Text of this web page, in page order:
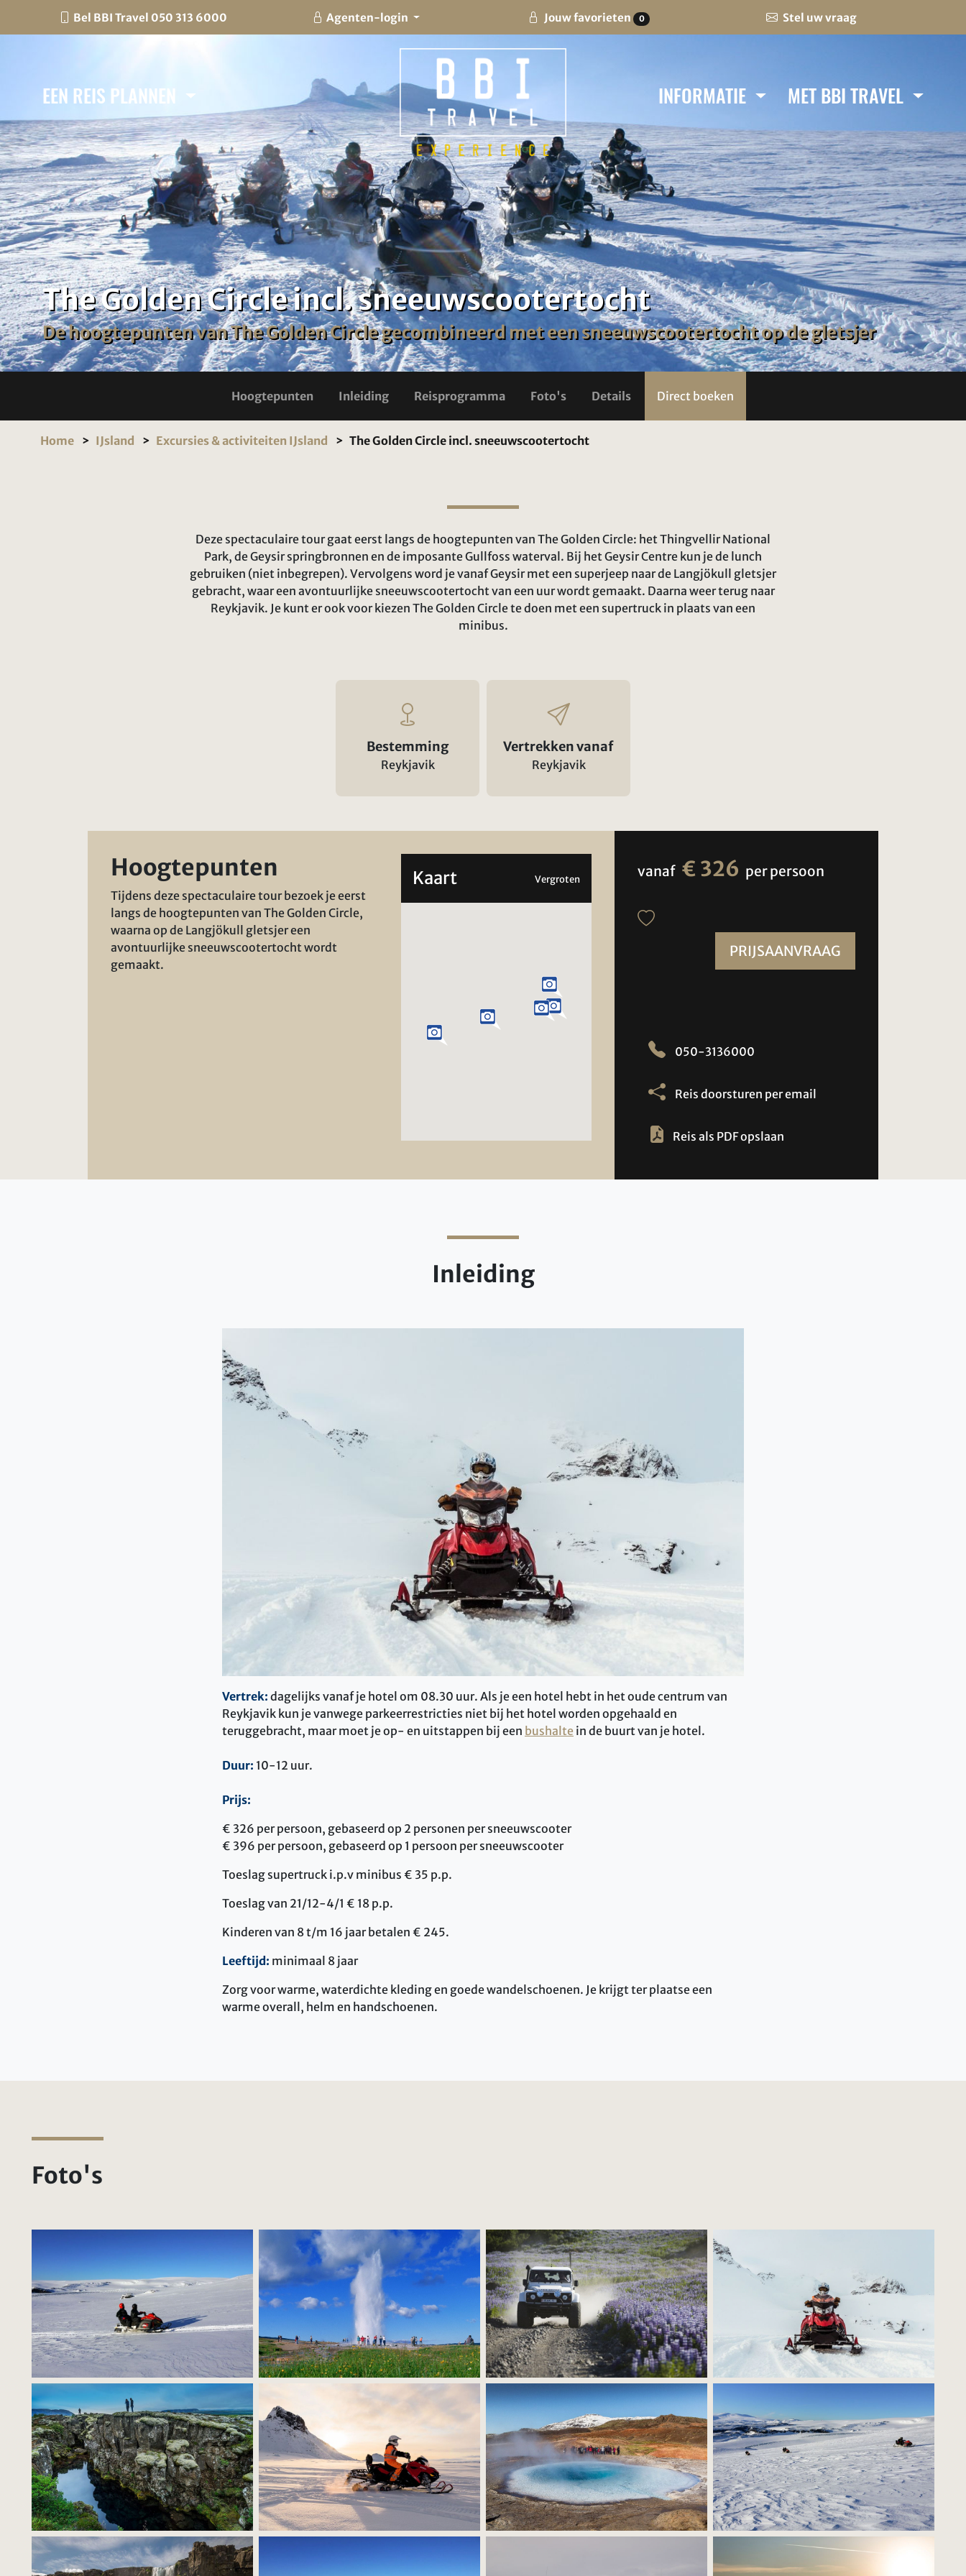
Bel BBI Travel 050 313 6000 Agenten-login Jouw favorieten 0 Stel uw vraag
EEN REIS PLANNEN INFORMATIE MET BBI TRAVEL
The Golden Circle incl. sneeuwscootertocht
De hoogtepunten van The Golden Circle gecombineerd met een sneeuwscootertocht op de gletsjer
Hoogtepunten Inleiding Reisprogramma Foto's Details Direct boeken
Home IJsland Excursies & activiteiten IJsland The Golden Circle incl. sneeuwscootertocht
Deze spectaculaire tour gaat eerst langs de hoogtepunten van The Golden Circle: het Thingvellir National
Park, de Geysir springbronnen en de imposante Gullfoss waterval. Bij het Geysir Centre kun je de lunch
gebruiken (niet inbegrepen). Vervolgens word je vanaf Geysir met een superjeep naar de Langjökull gletsjer
gebracht, waar een avontuurlijke sneeuwscootertocht van een uur wordt gemaakt. Daarna weer terug naar
Reykjavik. Je kunt er ook voor kiezen The Golden Circle te doen met een supertruck in plaats van een
minibus.
Bestemming
Reykjavik
Vertrekken vanaf
Reykjavik
Hoogtepunten
Tijdens deze spectaculaire tour bezoek je eerst
langs de hoogtepunten van The Golden Circle,
waarna op de Langjökull gletsjer een
avontuurlijke sneeuwscootertocht wordt
gemaakt.
Kaart Vergroten vanaf € 326 per persoon
PRIJSAANVRAAG
050-3136000
Reis doorsturen per email
Reis als PDF opslaan
Inleiding
Vertrek: dagelijks vanaf je hotel om 08.30 uur. Als je een hotel hebt in het oude centrum van
Reykjavik kun je vanwege parkeerrestricties niet bij het hotel worden opgehaald en
teruggebracht, maar moet je op- en uitstappen bij een bushalte in de buurt van je hotel.
Duur: 10-12 uur.
Prijs:
€ 326 per persoon, gebaseerd op 2 personen per sneeuwscooter
€ 396 per persoon, gebaseerd op 1 persoon per sneeuwscooter
Toeslag supertruck i.p.v minibus € 35 p.p.
Toeslag van 21/12-4/1 € 18 p.p.
Kinderen van 8 t/m 16 jaar betalen € 245.
Leeftijd: minimaal 8 jaar
Zorg voor warme, waterdichte kleding en goede wandelschoenen. Je krijgt ter plaatse een
warme overall, helm en handschoenen.
Foto's